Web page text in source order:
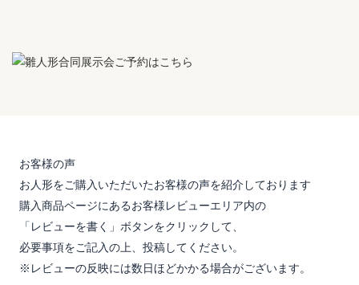
お客様の声
お人形をご購入いただいたお客様の声を紹介しております
購入商品ページにあるお客様レビューエリア内の
「レビューを書く」ボタンをクリックして、
必要事項をご記入の上、投稿してください。
※レビューの反映には数日ほどかかる場合がございます。